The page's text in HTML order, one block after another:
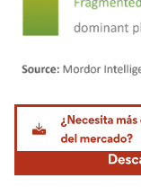
Imagen © Mordor